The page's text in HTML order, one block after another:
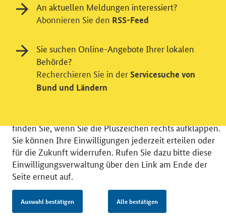
© 2026 Bundesministerium für Wirtschaft und Energie
RSS
Benutzerhinweise
Inhaltsverzeichnis
Impressum
Barrierefreiheit
Datenschutz
Einwilligungsverwaltung
Einwilligung in Tracking und / oder
Videodienst
Wir bitten Sie an dieser Stelle um Ihre Einwilligung für
verschiedene Zusatzdienste unserer Webseite: Wir
möchten die Nutzeraktivität mit Hilfe
datenschutzfreundlicher Statistiken verstehen, um
unsere Öffentlichkeitsarbeit zu verbessern. Zusätzlich
finden Sie, wenn Sie die Pluszeichen rechts aufklappen.
Sie können Ihre Einwilligungen jederzeit erteilen oder
für die Zukunft widerrufen. Rufen Sie dazu bitte diese
Einwilligungsverwaltung über den Link am Ende der
Seite erneut auf.
Auswahl bestätigen Alle bestätigen
An aktuellen Meldungen interessiert?
Abonnieren Sie den RSS-Feed
Sie suchen Online-Angebote Ihrer lokalen
Behörde?
Recherchieren Sie in der Servicesuche von
Bund und Ländern